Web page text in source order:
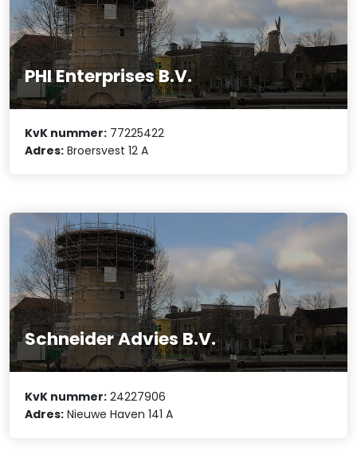
PHI Enterprises B.V.
KvK nummer: 77225422
Adres: Broersvest 12 A
Schneider Advies B.V.
KvK nummer: 24227906
Adres: Nieuwe Haven 141 A